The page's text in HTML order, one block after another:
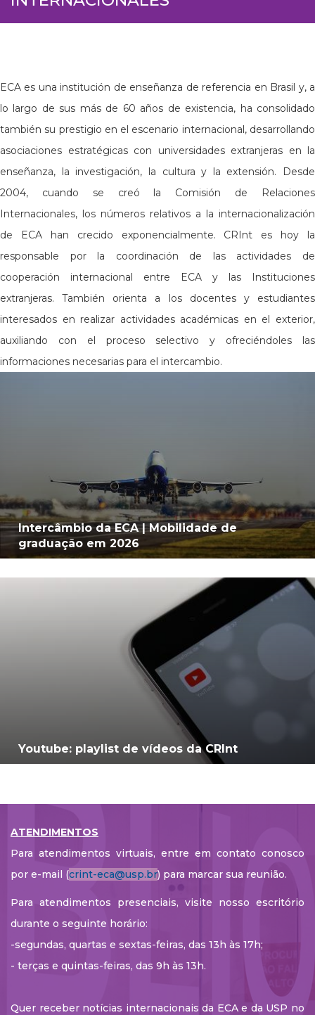
ECA es una institución de enseñanza de referencia en Brasil y, a
lo largo de sus más de 60 años de existencia, ha consolidado
también su prestigio en el escenario internacional, desarrollando
asociaciones estratégicas con universidades extranjeras en la
enseñanza, la investigación, la cultura y la extensión. Desde
2004, cuando se creó la Comisión de Relaciones
Internacionales, los números relativos a la internacionalización
de ECA han crecido exponencialmente. CRInt es hoy la
responsable por la coordinación de las actividades de
cooperación internacional entre ECA y las Instituciones
extranjeras. También orienta a los docentes y estudiantes
interesados en realizar actividades académicas en el exterior,
auxiliando con el proceso selectivo y ofreciéndoles las
informaciones necesarias para el intercambio.
Intercâmbio da ECA | Mobilidade de
graduação em 2026
Youtube: playlist de vídeos da CRInt
ATENDIMENTOS
Para atendimentos virtuais, entre em contato conosco
por e-mail (crint-eca@usp.br) para marcar sua reunião.
Para atendimentos presenciais, visite nosso escritório
durante o seguinte horário:
-segundas, quartas e sextas-feiras, das 13h às 17h;
- terças e quintas-feiras, das 9h às 13h.
Quer receber notícias internacionais da ECA e da USP no